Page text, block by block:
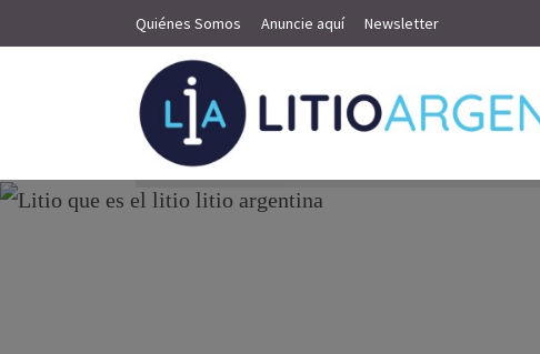
Quiénes Somos Anuncie aquí Newsletter